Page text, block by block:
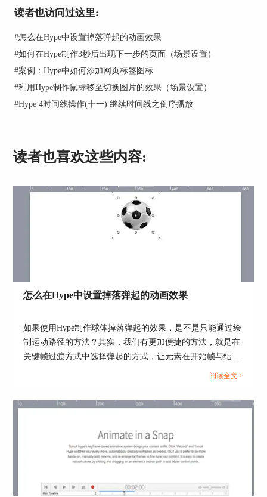
图2：“缩小以适应”不能实现目标2
在场景放大的时候，三个对象没有跟随场景等比例
放大，而是迅速地放大充满背景。
用“缩小以适合”，对象是保持相对位置以及跟随场
景等比例缩小的。同样在《弹性布局（七）》中，
那么可以把三个对象组成一组当成一个对象对待，
可以实现目标2。
读者也访问过这里:
#怎么在Hype中设置掉落弹起的动画效果
#如何在Hype制作3秒后出现下一步的页面（场景设置）
#案例：Hype中如何添加网页标签图标
#利用Hype制作鼠标移至切换图片的效果（场景设置）
#Hype 4时间线操作(十一) 继续时间线之倒序播放
读者也喜欢这些内容:
怎么在Hype中设置掉落弹起的动画效果
如果使用Hype制作球体掉落弹起的效果，是不是只能通过绘
制运动路径的方法？其实，我们有更加便捷的方法，就是在
关键帧过渡方式中选择弹起的方式，让元素在开始帧与结束
阅读全文 >